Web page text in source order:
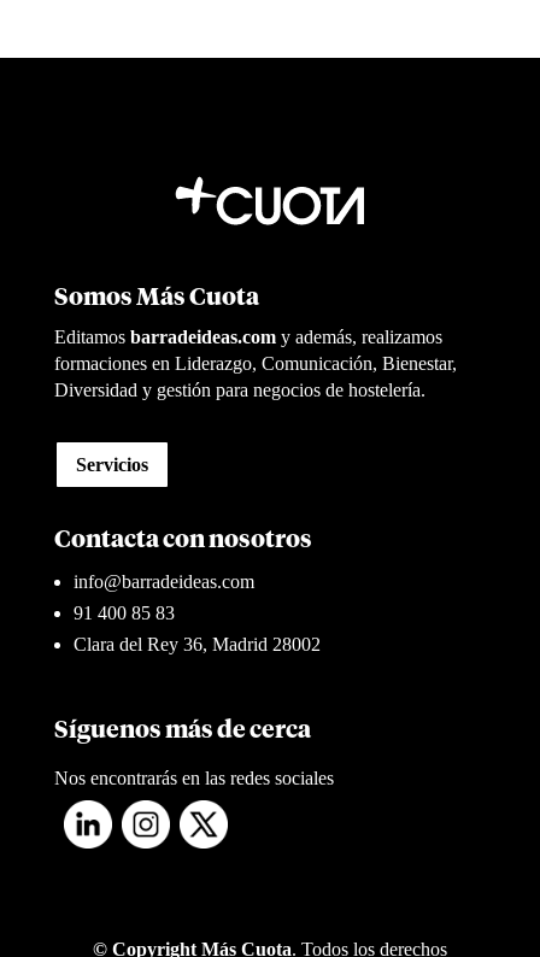
Somos Más Cuota
Editamosbarradeideas.com y además, realizamos
formaciones en Liderazgo, Comunicación, Bienestar,
Diversidad y gestión para negocios de hostelería.
Servicios
Contacta con nosotros
info@barradeideas.com
91 400 85 83
Clara del Rey 36, Madrid 28002
Síguenos más de cerca
Nos encontrarás en las redes sociales
© Copyright Más Cuota. Todos los derechos